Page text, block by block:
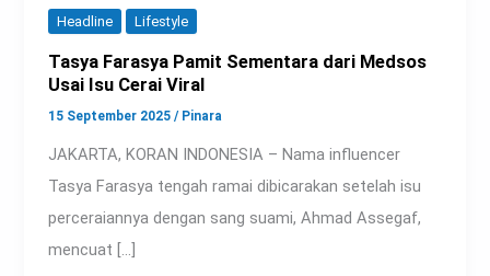
Headline Lifestyle
Tasya Farasya Pamit Sementara dari Medsos
Usai Isu Cerai Viral
15 September 2025/ Pinara
JAKARTA, KORAN INDONESIA – Nama influencer
Tasya Farasya tengah ramai dibicarakan setelah isu
perceraiannya dengan sang suami, Ahmad Assegaf,
mencuat […]